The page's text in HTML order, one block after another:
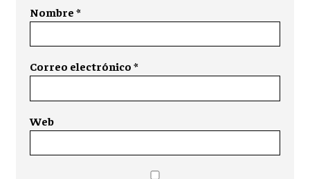
Nombre*
Correo electrónico*
Web